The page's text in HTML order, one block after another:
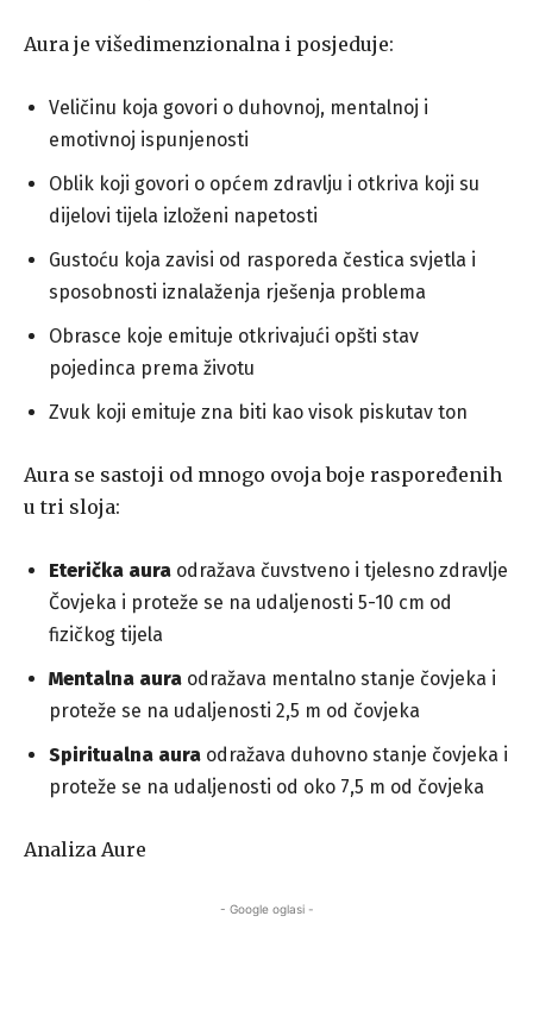
Aura je višedimenzionalna i posjeduje:
Veličinu koja govori o duhovnoj, mentalnoj i
emotivnoj ispunjenosti
Oblik koji govori o općem zdravlju i otkriva koji su
dijelovi tijela izloženi napetosti
Gustoću koja zavisi od rasporeda čestica svjetla i
sposobnosti iznalaženja rješenja problema
Obrasce koje emituje otkrivajući opšti stav
pojedinca prema životu
Zvuk koji emituje zna biti kao visok piskutav ton
Aura se sastoji od mnogo ovoja boje raspoređenih
u tri sloja:
Eterička aura odražava čuvstveno i tjelesno zdravlje
Čovjeka i proteže se na udaljenosti 5-10 cm od
fizičkog tijela
Mentalna aura odražava mentalno stanje čovjeka i
proteže se na udaljenosti 2,5 m od čovjeka
Spiritualna aura odražava duhovno stanje čovjeka i
proteže se na udaljenosti od oko 7,5 m od čovjeka
Analiza Aure
- Google oglasi -